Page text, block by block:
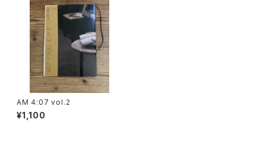
AM 4:07 vol.2
¥1,100